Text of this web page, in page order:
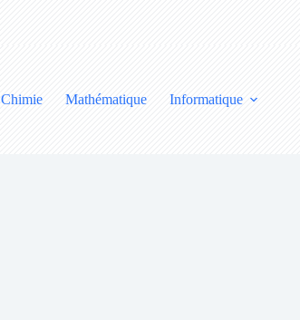
Chimie Mathématique Informatique